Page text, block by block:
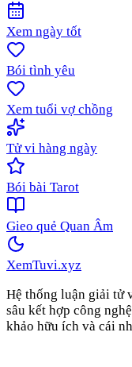
Xem ngày tốt
Bói tình yêu
Xem tuổi vợ chồng
Tử vi hàng ngày
Bói bài Tarot
Gieo quẻ Quan Âm
XemTuvi.xyz
Hệ thống luận giải tử
sâu kết hợp công
khảo hữu ích và cái